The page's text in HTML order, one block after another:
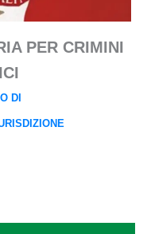
PER CRIMINI
DI